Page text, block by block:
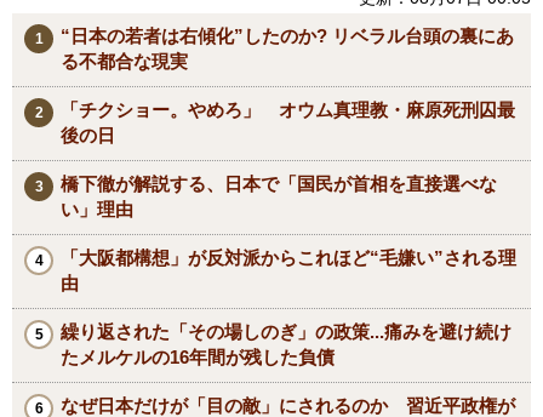
“日本の若者は右傾化”したのか? リベラル台頭の裏にあ
る不都合な現実
「チクショー。やめろ」 オウム真理教・麻原死刑囚最
後の日
橋下徹が解説する、日本で「国民が首相を直接選べな
い」理由
「大阪都構想」が反対派からこれほど“毛嫌い”される理
由
繰り返された「その場しのぎ」の政策...痛みを避け続け
たメルケルの16年間が残した負債
なぜ日本だけが「目の敵」にされるのか 習近平政権が